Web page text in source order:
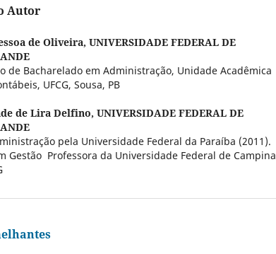
Autor
de Oliveira, UNIVERSIDADE FEDERAL DE
de Bacharelado em Administração, Unidade Acadêmica
UFCG, Sousa, PB
de Lira Delfino, UNIVERSIDADE FEDERAL DE
pela Universidade Federal da Paraíba (2011).
Gestão Professora da Universidade Federal de Campina